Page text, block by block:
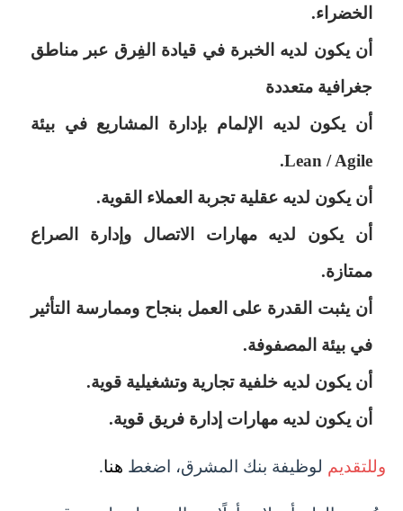
الخضراء.
أن يكون لديه الخبرة في قيادة الفِرق عبر مناطق
جغرافية متعددة
أن يكون لديه الإلمام بإدارة المشاريع في بيئة
Lean / Agile.
أن يكون لديه عقلية تجربة العملاء القوية.
أن يكون لديه مهارات الاتصال وإدارة الصراع
ممتازة.
أن يثبت القدرة على العمل بنجاح وممارسة التأثير
في بيئة المصفوفة.
أن يكون لديه خلفية تجارية وتشغيلية قوية.
أن يكون لديه مهارات إدارة فريق قوية.
وللتقديم لوظيفة بنك المشرق، اضغط هنا.